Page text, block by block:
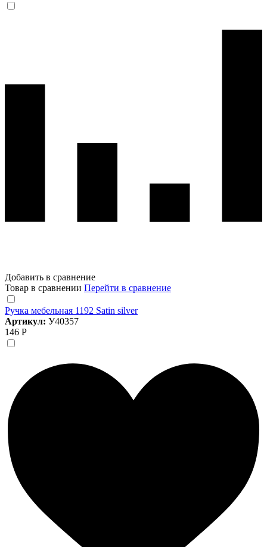
Добавить в сравнение
Товар в сравнении Перейти в сравнение
Ручка мебельная 1192 Satin silver
Артикул: У40357
146 Р